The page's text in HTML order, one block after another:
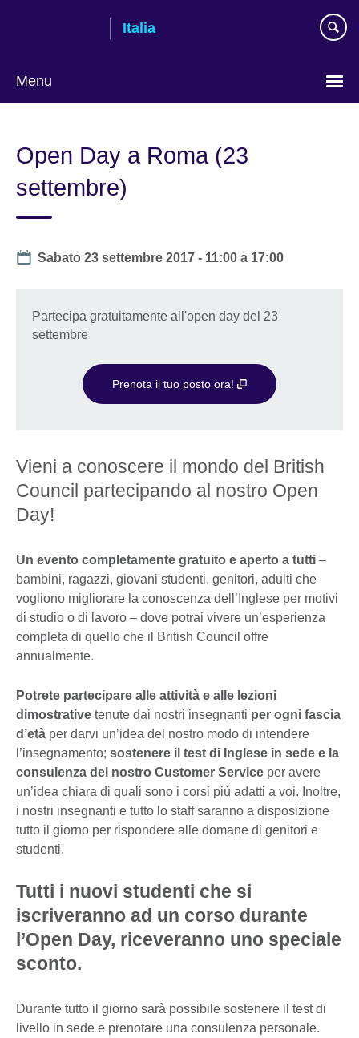
Italia
Menu
Open Day a Roma (23
settembre)
Date
Sabato 23 settembre 2017 - 11:00 a 17:00
Partecipa gratuitamente all'open day del 23
settembre
Prenota il tuo posto ora!
Vieni a conoscere il mondo del British
Council partecipando al nostro Open
Day!
Un evento completamente gratuito e aperto a tutti –
bambini, ragazzi, giovani studenti, genitori, adulti che
vogliono migliorare la conoscenza dell’Inglese per motivi
di studio o di lavoro – dove potrai vivere un’esperienza
completa di quello che il British Council offre
annualmente.
Potrete partecipare alle attività e alle lezioni
dimostrative tenute dai nostri insegnanti per ogni fascia
d’età per darvi un’idea del nostro modo di intendere
l’insegnamento; sostenere il test di Inglese in sede e la
consulenza del nostro Customer Service per avere
un’idea chiara di quali sono i corsi più adatti a voi. Inoltre,
i nostri insegnanti e tutto lo staff saranno a disposizione
tutto il giorno per rispondere alle domane di genitori e
studenti.
Tutti i nuovi studenti che si
iscriveranno ad un corso durante
l’Open Day, riceveranno uno speciale
sconto.
Durante tutto il giorno sarà possibile sostenere il test di
livello in sede e prenotare una consulenza personale.